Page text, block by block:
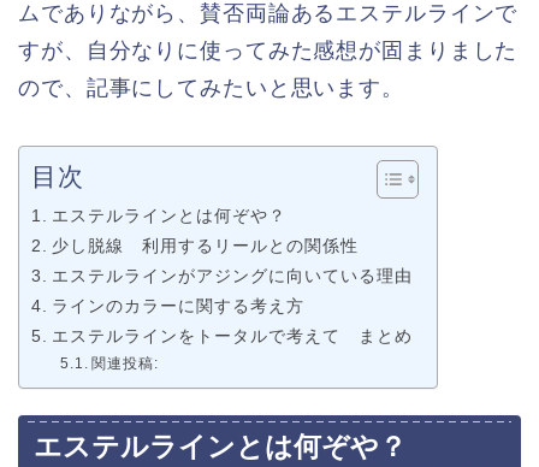
ムでありながら、賛否両論あるエステルラインで
すが、自分なりに使ってみた感想が固まりました
ので、記事にしてみたいと思います。
目次
エステルラインとは何ぞや？
少し脱線 利用するリールとの関係性
エステルラインがアジングに向いている理由
ラインのカラーに関する考え方
エステルラインをトータルで考えて まとめ
関連投稿:
エステルラインとは何ぞや？